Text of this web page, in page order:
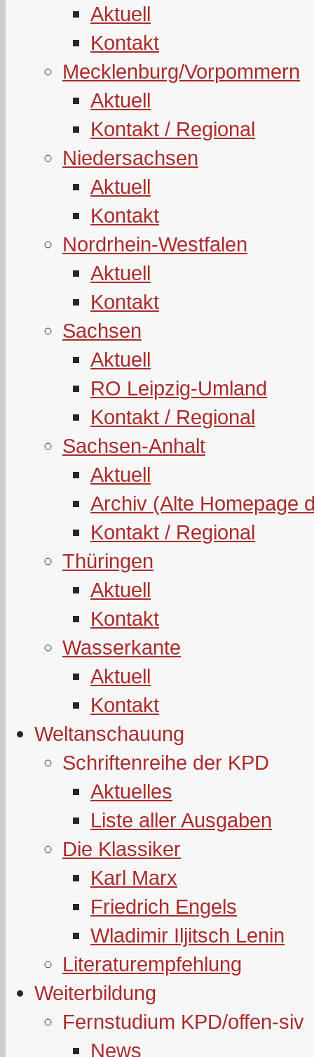
Aktuell
Kontakt
Mecklenburg/Vorpommern
Aktuell
Kontakt / Regional
Niedersachsen
Aktuell
Kontakt
Nordrhein-Westfalen
Aktuell
Kontakt
Sachsen
Aktuell
RO Leipzig-Umland
Kontakt / Regional
Sachsen-Anhalt
Aktuell
Archiv (Alte Homepage
Kontakt / Regional
Thüringen
Aktuell
Kontakt
Wasserkante
Aktuell
Kontakt
Weltanschauung
Schriftenreihe der KPD
Aktuelles
Liste aller Ausgaben
Die Klassiker
Karl Marx
Friedrich Engels
Wladimir Iljitsch Lenin
Literaturempfehlung
Weiterbildung
Fernstudium KPD/offen-siv
News